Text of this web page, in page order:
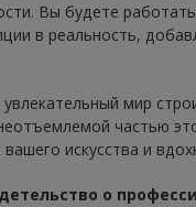
Вы будете
в реальность,
мир
частью
искусства и
о